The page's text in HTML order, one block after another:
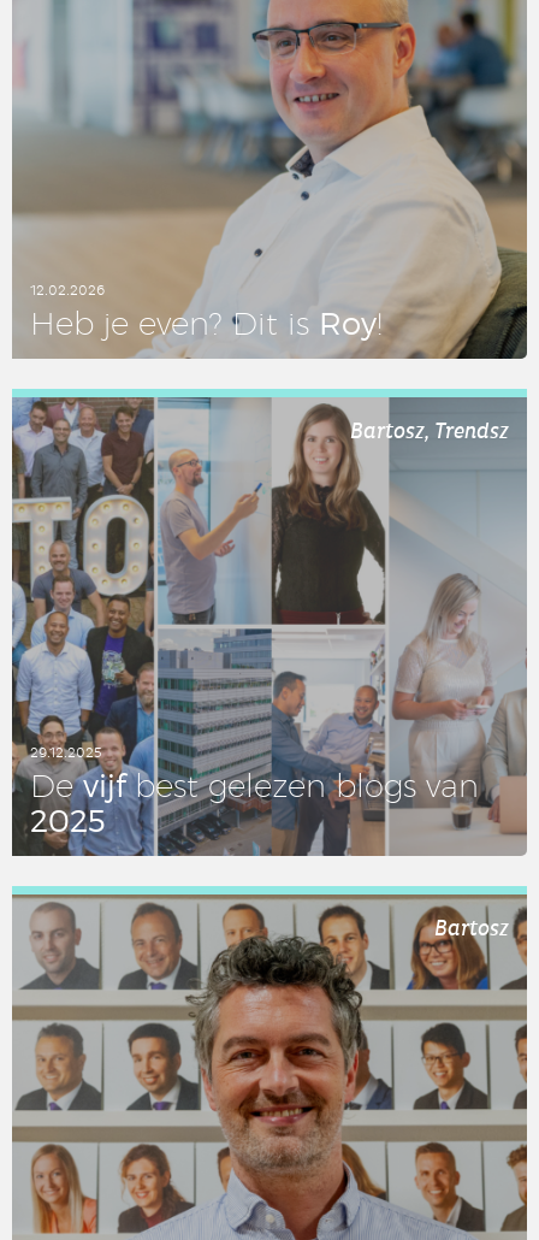
12.02.2026
Heb je even? Dit is Roy!
LEES DIT ARTIKEL
Bartosz, Trendsz
29.12.2025
Devijfbest gelezen blogs van
2025
LEES DIT ARTIKEL
Bartosz